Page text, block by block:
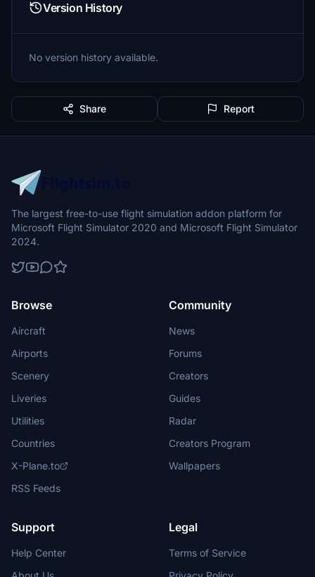
Version History
No version history available.
Share Report
The largest free-to-use flight simulation addon platform for
Microsoft Flight Simulator 2020 and Microsoft Flight Simulator
2024.
Browse
Aircraft
Airports
Scenery
Liveries
Utilities
Countries
X-Plane.to
RSS Feeds
Community
News
Forums
Creators
Guides
Radar
Creators Program
Wallpapers
Support
Help Center
Legal
Terms of Service